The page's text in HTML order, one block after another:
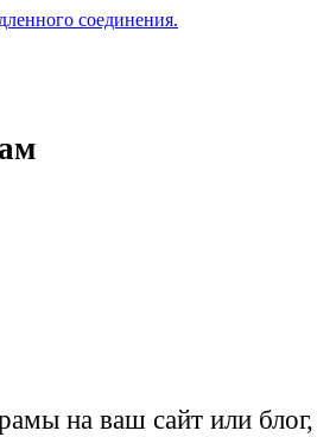
соединения.
на ваш сайт или